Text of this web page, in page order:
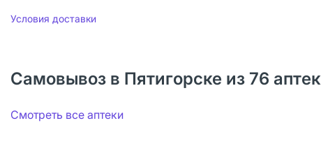
Условия доставки
Самовывоз в Пятигорске из 76 аптек
Смотреть все аптеки